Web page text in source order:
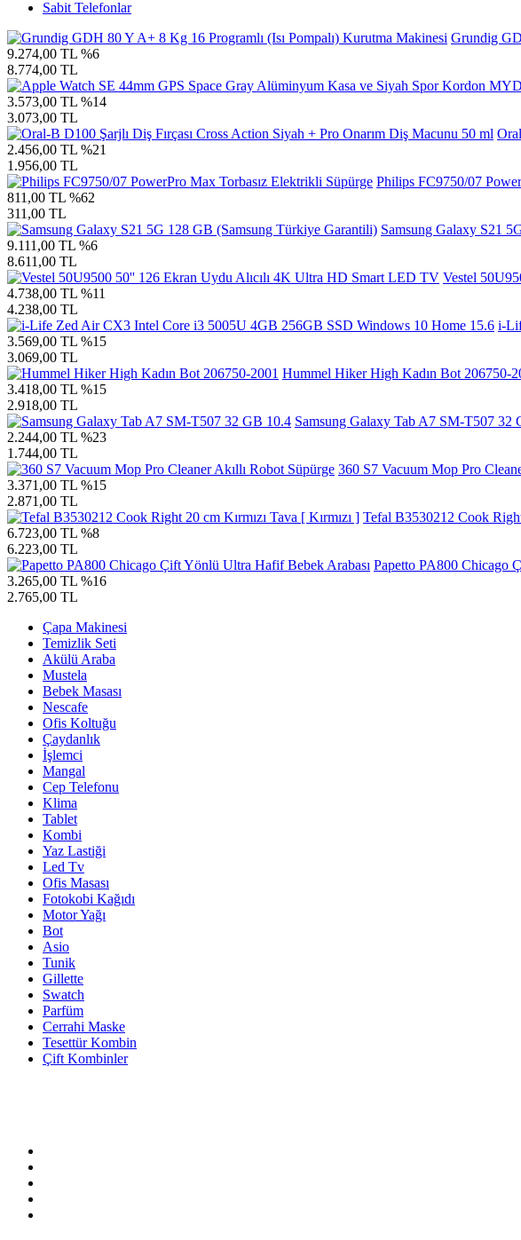
Sabit Telefonlar
Grundig
9.274,00 TL %6
8.774,00 TL
3.573,00 TL %14
3.073,00 TL
2.456,00 TL %21
1.956,00 TL
Philips FC9750/07
811,00 TL %62
311,00 TL
Samsung Galaxy S21
9.111,00 TL %6
8.611,00 TL
Vestel
4.738,00 TL %11
4.238,00 TL
i-
3.569,00 TL %15
3.069,00 TL
Hummel Hiker High Kadın Bot 206750-
3.418,00 TL %15
2.918,00 TL
Samsung Galaxy Tab A7 SM-T507 32
2.244,00 TL %23
1.744,00 TL
360 S7 Vacuum Mop Pro
3.371,00 TL %15
2.871,00 TL
Tefal B3530212 Cook Right
6.723,00 TL %8
6.223,00 TL
Papetto PA800 Chicago
3.265,00 TL %16
2.765,00 TL
Çapa Makinesi
Temizlik Seti
Akülü Araba
Mustela
Bebek Masası
Nescafe
Ofis Koltuğu
Çaydanlık
İşlemci
Mangal
Cep Telefonu
Klima
Tablet
Kombi
Yaz Lastiği
Led Tv
Ofis Masası
Fotokobi Kağıdı
Motor Yağı
Bot
Asio
Tunik
Gillette
Swatch
Parfüm
Cerrahi Maske
Tesettür Kombin
Çift Kombinler